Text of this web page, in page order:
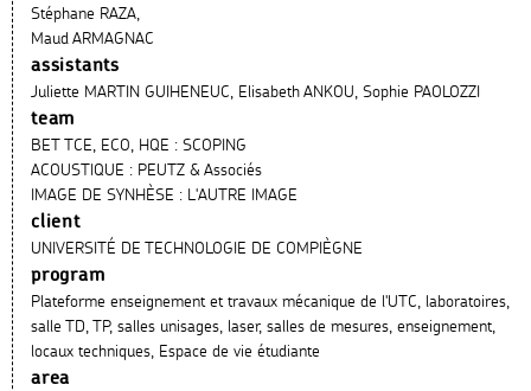
Stéphane RAZA,
Maud ARMAGNAC
assistants
Juliette MARTIN GUIHENEUC, Elisabeth ANKOU, Sophie PAOLOZZI
team
BET TCE, ECO, HQE : SCOPING
ACOUSTIQUE : PEUTZ & Associés
IMAGE DE SYNHÈSE : L'AUTRE IMAGE
client
UNIVERSITÉ DE TECHNOLOGIE DE COMPIÈGNE
program
Plateforme enseignement et travaux mécanique de l'UTC, laboratoires,
salle TD, TP, salles unisages, laser, salles de mesures, enseignement,
locaux techniques, Espace de vie étudiante
area